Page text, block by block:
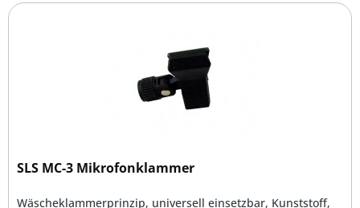
SLS MC-3 Mikrofonklammer
Wäscheklammerprinzip, universell einsetzbar, Kunststoff,